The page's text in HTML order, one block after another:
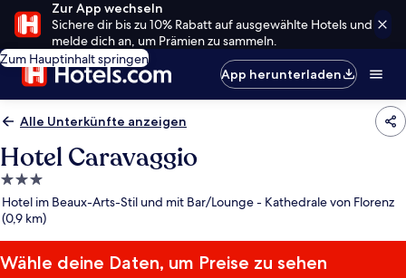
Zur App wechseln
Sichere dir bis zu 10% Rabatt auf ausgewählte Hotels und
melde dich an, um Prämien zu sammeln.
Zum Hauptinhalt springen
App herunterladen
Alle Unterkünfte anzeigen
Hotel Caravaggio
3.0-
Sterne-
Unterkunft
Hotel im Beaux-Arts-Stil und mit Bar/Lounge - Kathedrale von Florenz
(0,9 km)
Wähle deine Daten, um Preise zu sehen